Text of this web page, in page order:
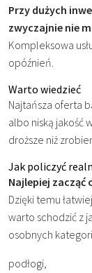
Przy dużych
zwyczajnie nie
Kompleksowa
opóźnień.
Warto wiedzieć
Najtańsza oferta
albo niską jakość
droższe niż
Jak policzyć
Najlepiej zacząć
Dzięki temu
warto schodzić z
osobnych
podłogi,